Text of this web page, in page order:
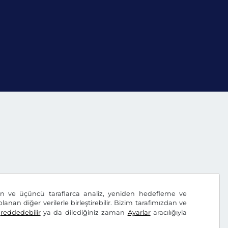
ve üçüncü taraflarca analiz, yeniden hedefleme ve
diğer verilerle birleştirebilir. Bizim tarafımızdan ve
reddedebilirya da dilediğiniz zaman Ayarlararacılığıyla